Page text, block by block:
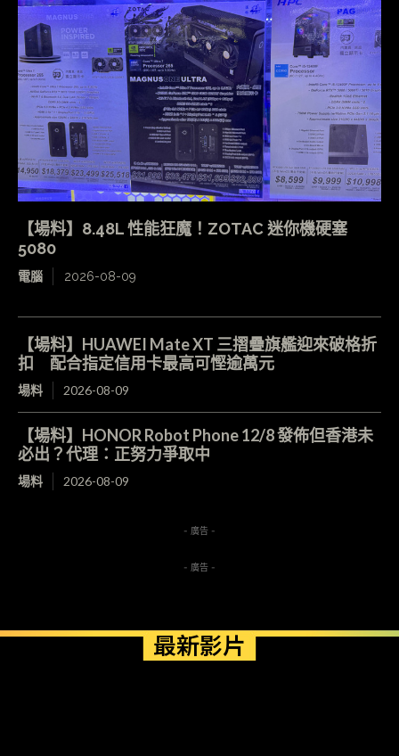
【場料】8.48L 性能狂魔！ZOTAC 迷你機硬塞
5080
電腦 2026-08-09
【場料】HUAWEI Mate XT 三摺疊旗艦迎來破格折
扣 配合指定信用卡最高可慳逾萬元
場料 2026-08-09
【場料】HONOR Robot Phone 12/8 發佈但香港未
必出？代理：正努力爭取中
場料 2026-08-09
- 廣告 -
- 廣告 -
最新影片